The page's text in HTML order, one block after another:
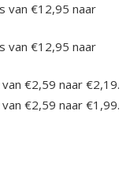
van €12,95 naar
van €12,95 naar
€2,59 naar €2,19.
€2,59 naar €1,99.